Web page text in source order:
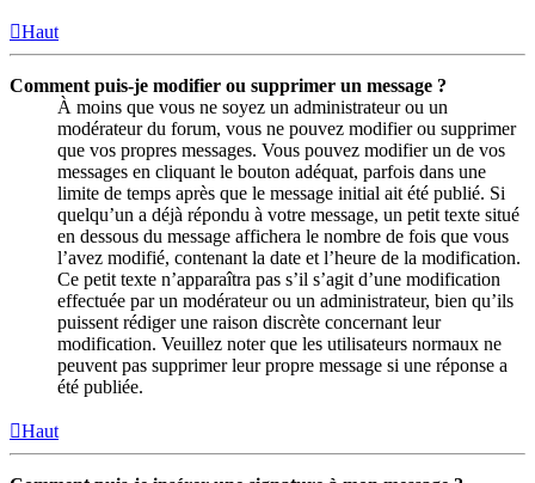
Haut
Comment puis-je modifier ou supprimer un message ?
À moins que vous ne soyez un administrateur ou un
modérateur du forum, vous ne pouvez modifier ou supprimer
que vos propres messages. Vous pouvez modifier un de vos
messages en cliquant le bouton adéquat, parfois dans une
limite de temps après que le message initial ait été publié. Si
quelqu’un a déjà répondu à votre message, un petit texte situé
en dessous du message affichera le nombre de fois que vous
l’avez modifié, contenant la date et l’heure de la modification.
Ce petit texte n’apparaîtra pas s’il s’agit d’une modification
effectuée par un modérateur ou un administrateur, bien qu’ils
puissent rédiger une raison discrète concernant leur
modification. Veuillez noter que les utilisateurs normaux ne
peuvent pas supprimer leur propre message si une réponse a
été publiée.
Haut